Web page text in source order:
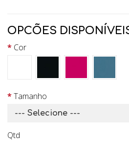
OPCÕES
Cor
Tamanho
Qtd